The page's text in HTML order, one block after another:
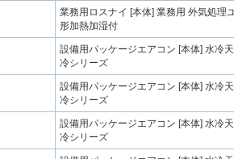
業務用ロスナイ [本体] 業務用 外気処
形加熱加湿付
設備用パッケージエアコン [本体] 水冷
冷シリーズ
設備用パッケージエアコン [本体] 水冷
冷シリーズ
設備用パッケージエアコン [本体] 水冷
冷シリーズ